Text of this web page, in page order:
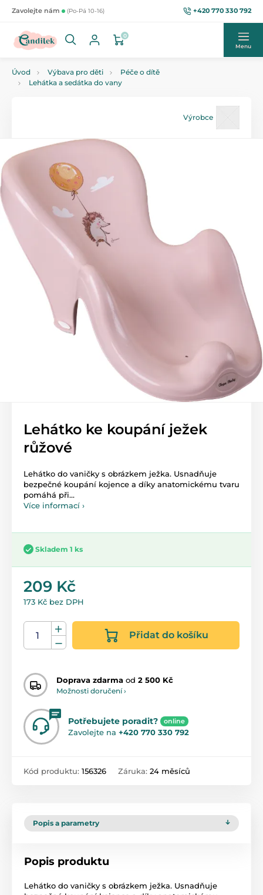
Zavolejte nám (Po-Pá 10-16) +420 770 330 792
0
Menu
Úvod Výbava pro děti
Péče o dítě
Lehátka a sedátka do vany
Výrobce
Lehátko ke koupání ježek
růžové
Lehátko do vaničky s obrázkem ježka. Usnadňuje
bezpečné koupání kojence a díky anatomickému tvaru
pomáhá při...
Více informací ›
Skladem 1 ks
209 Kč
173 Kč bez DPH
Přidat do košíku
Doprava zdarma od 2 500 Kč
Možnosti doručení ›
Potřebujete poradit? online
Zavolejte na +420 770 330 792
Kód produktu: 156326 Záruka: 24 měsíců
Popis a parametry
Popis produktu
Lehátko do vaničky s obrázkem ježka. Usnadňuje